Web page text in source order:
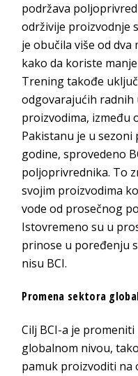
podržava
održivije proizvodnje
je obučila više od
kako da koriste
Trening takođe
odgovarajućih radnih
proizvodima, između
Pakistanu je u sezoni
godine, sprovedeno
poljoprivrednika. To
svojim proizvodima
vode od prosečnog
Istovremeno su u
prinose u poređenju
nisu BCI.
Promena sektora
Cilj BCI-a je
globalnom nivou,
pamuk proizvoditi na